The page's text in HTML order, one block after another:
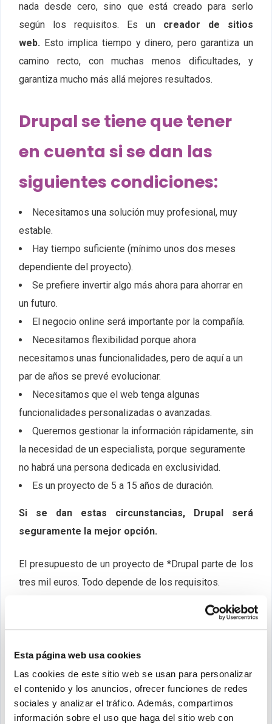
Esta página web usa cookies
Las cookies de este sitio web se usan para personalizar
el contenido y los anuncios, ofrecer funciones de redes
sociales y analizar el tráfico. Además, compartimos
información sobre el uso que haga del sitio web con
nada desde cero, sino que está creado para serlo
según los requisitos. Es un creador de sitios
web. Esto implica tiempo y dinero, pero garantiza un
camino recto, con muchas menos dificultades, y
garantiza mucho más allá mejores resultados.
Drupal se tiene que tener
en cuenta si se dan las
siguientes condiciones:
Necesitamos una solución muy profesional, muy
estable.
Hay tiempo suficiente (mínimo unos dos meses
dependiente del proyecto).
Se prefiere invertir algo más ahora para ahorrar en
un futuro.
El negocio online será importante por la compañía.
Necesitamos flexibilidad porque ahora
necesitamos unas funcionalidades, pero de aquí a un
par de años se prevé evolucionar.
Necesitamos que el web tenga algunas
funcionalidades personalizadas o avanzadas.
Queremos gestionar la información rápidamente, sin
la necesidad de un especialista, porque seguramente
no habrá una persona dedicada en exclusividad.
Es un proyecto de 5 a 15 años de duración.
Si se dan estas circunstancias, Drupal será
seguramente la mejor opción.
El presupuesto de un proyecto de *Drupal parte de los
tres mil euros. Todo depende de los requisitos.
PrestaShop:Es un gestor de
contenidosespecializado en tiendas online. Tiene la